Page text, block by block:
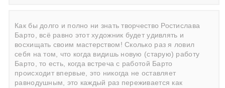
Как бы долго и полно ни знать творчество Ростислава
Барто, всё равно этот художник будет удивлять и
восхищать своим мастерством! Сколько раз я ловил
себя на том, что когда видишь новую (старую) работу
Барто, то есть, когда встреча с работой Барто
происходит впервые, это никогда не оставляет
равнодушным, это каждый раз переживается как